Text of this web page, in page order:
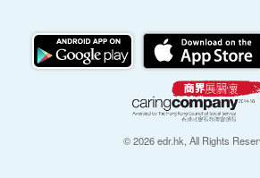
© 2026 edr.hk, All Rights